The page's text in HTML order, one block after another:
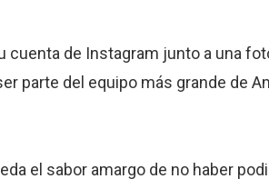
de Instagram junto a una
parte del equipo más grande de
el sabor amargo de no haber